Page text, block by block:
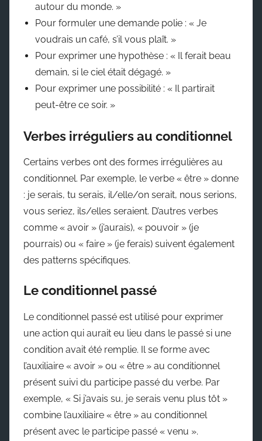
autour du monde. »
Pour formuler une demande polie : « Je
voudrais un café, s’il vous plaît. »
Pour exprimer une hypothèse : « Il ferait beau
demain, si le ciel était dégagé. »
Pour exprimer une possibilité : « Il partirait
peut-être ce soir. »
Verbes irréguliers au conditionnel
Certains verbes ont des formes irrégulières au
conditionnel. Par exemple, le verbe « être » donne
: je serais, tu serais, il/elle/on serait, nous serions,
vous seriez, ils/elles seraient. D’autres verbes
comme « avoir » (j’aurais), « pouvoir » (je
pourrais) ou « faire » (je ferais) suivent également
des patterns spécifiques.
Le conditionnel passé
Le conditionnel passé est utilisé pour exprimer
une action qui aurait eu lieu dans le passé si une
condition avait été remplie. Il se forme avec
l’auxiliaire « avoir » ou « être » au conditionnel
présent suivi du participe passé du verbe. Par
exemple, « Si j’avais su, je serais venu plus tôt »
combine l’auxiliaire « être » au conditionnel
présent avec le participe passé « venu ».